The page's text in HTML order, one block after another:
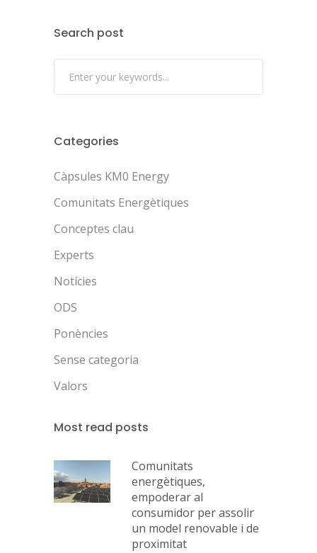
Search post
Categories
Càpsules KM0 Energy
Comunitats Energètiques
Conceptes clau
Experts
Notícies
ODS
Ponències
Sense categoria
Valors
Most read posts
Comunitats
energètiques,
empoderar al
consumidor per assolir
un model renovable i de
proximitat